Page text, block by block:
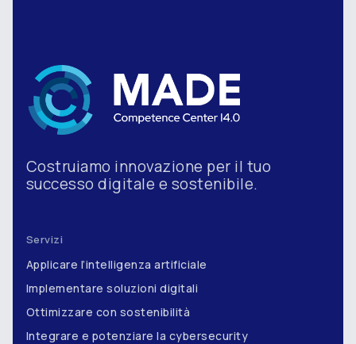
Costruiamo innovazione per il tuo
successo digitale e sostenibile.
Servizi
Applicare l’intelligenza artificiale
Implementare soluzioni digitali
Ottimizzare con sostenibilità
Integrare e potenziare la cybersecurity